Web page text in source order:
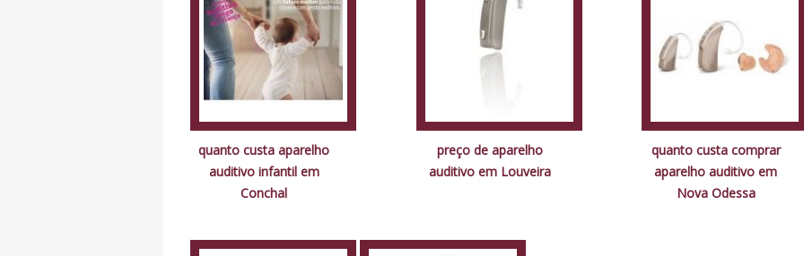
quanto custa aparelho
auditivo infantil em
Conchal
preço de aparelho
auditivo em Louveira
quanto custa comprar
aparelho auditivo em
Nova Odessa